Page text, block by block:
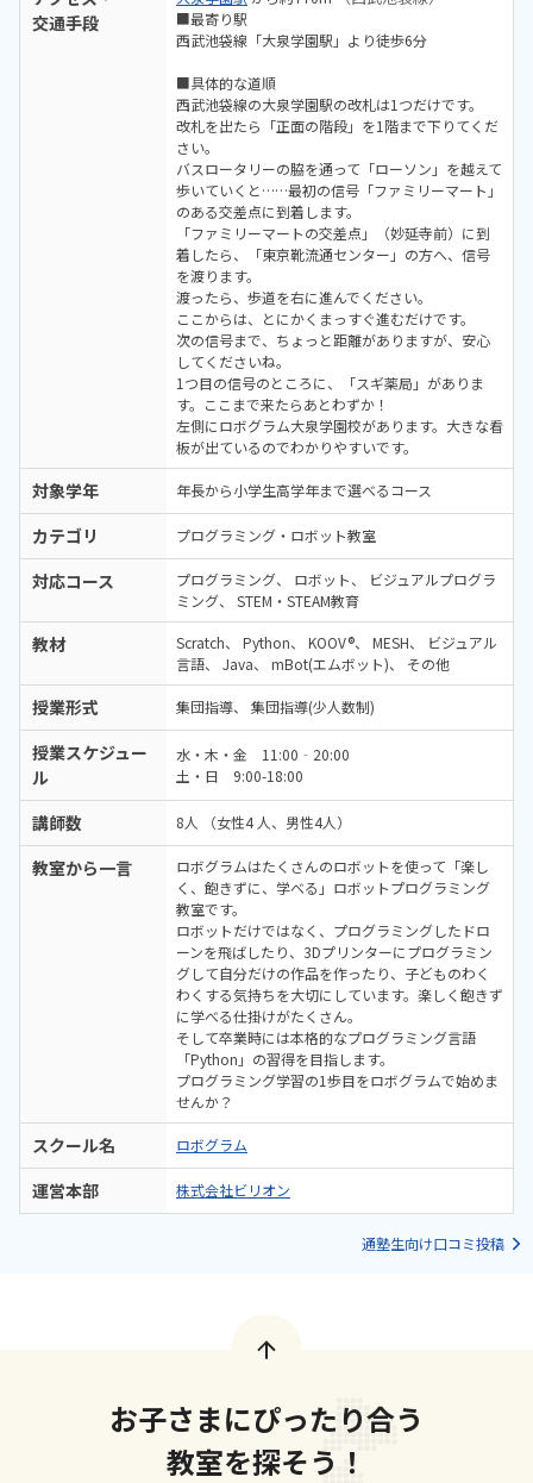
交通手段
■最寄り駅
西武池袋線「大泉学園駅」より徒歩6分
■具体的な道順
西武池袋線の大泉学園駅の改札は1つだけです。
改札を出たら「正面の階段」を1階まで下りてくだ
さい。
バスロータリーの脇を通って「ローソン」を越えて
歩いていくと……最初の信号「ファミリーマート」
のある交差点に到着します。
「ファミリーマートの交差点」（妙延寺前）に到
着したら、「東京靴流通センター」の方へ、信号
を渡ります。
渡ったら、歩道を右に進んでください。
ここからは、とにかくまっすぐ進むだけです。
次の信号まで、ちょっと距離がありますが、安心
してくださいね。
1つ目の信号のところに、「スギ薬局」がありま
す。ここまで来たらあとわずか！
左側にロボグラム大泉学園校があります。大きな看
板が出ているのでわかりやすいです。
対象学年 年長から小学生高学年まで選べるコース
カテゴリ プログラミング・ロボット教室
対応コース プログラミング ロボット
ビジュアルプログラ
ミング
STEM・STEAM教育
教材 Scratch Python KOOV® MESH
ビジュアル
言語
Java mBot(エムボット) その他
授業形式 集団指導 集団指導(少人数制)
授業スケジュー
ル
水・木・金 11:00‐20:00
土・日 9:00-18:00
講師数 8人 （女性4 人、男性4人）
教室から一言
ロボグラムはたくさんのロボットを使って「楽し
く、飽きずに、学べる」ロボットプログラミング
教室です。
ロボットだけではなく、プログラミングしたドロ
ーンを飛ばしたり、3Dプリンターにプログラミン
グして自分だけの作品を作ったり、子どものわく
わくする気持ちを大切にしています。楽しく飽きず
に学べる仕掛けがたくさん。
そして卒業時には本格的なプログラミング言語
「Python」の習得を目指します。
プログラミング学習の1歩目をロボグラムで始めま
せんか？
スクール名 ロボグラム
運営本部 株式会社ビリオン
通塾生向け口コミ投稿
お子さまにぴったり合う
教室を探そう！